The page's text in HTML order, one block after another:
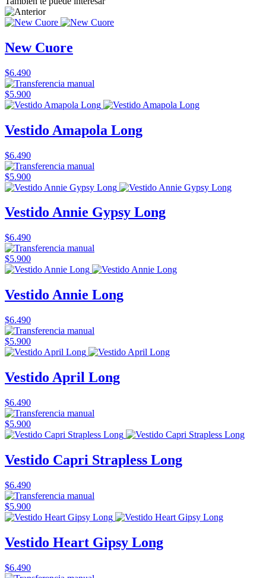
New Cuore
$6.490
$5.900
Vestido Amapola Long
$6.490
$5.900
Vestido Annie Gypsy Long
$6.490
$5.900
Vestido Annie Long
$6.490
$5.900
Vestido April Long
$6.490
$5.900
Vestido Capri Strapless Long
$6.490
$5.900
Vestido Heart Gipsy Long
$6.490